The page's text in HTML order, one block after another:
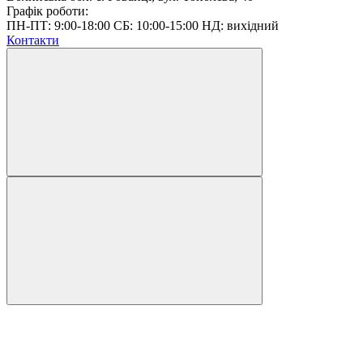
Графік роботи:
ПН-ПТ: 9:00-18:00 СБ: 10:00-15:00 НД: вихідний
Контакти